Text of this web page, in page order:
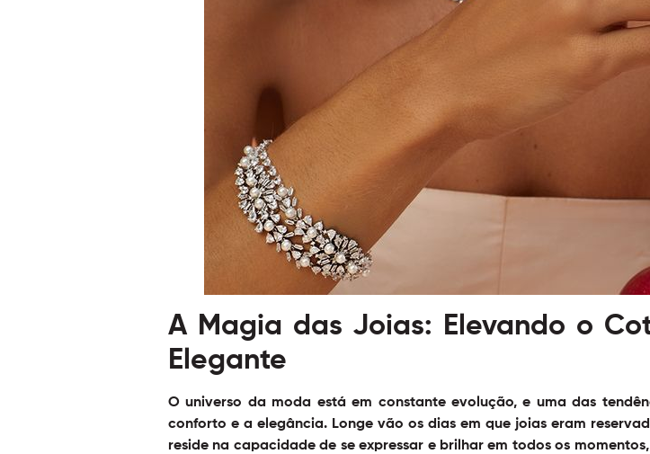
A Magia das Joias: Elevando o
Elegante
O universo da moda está em constante evolução, e uma das
conforto e a elegância. Longe vão os dias em que joias eram
reside na capacidade de se expressar e brilhar em todos os